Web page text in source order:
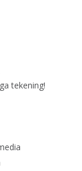
tekening!